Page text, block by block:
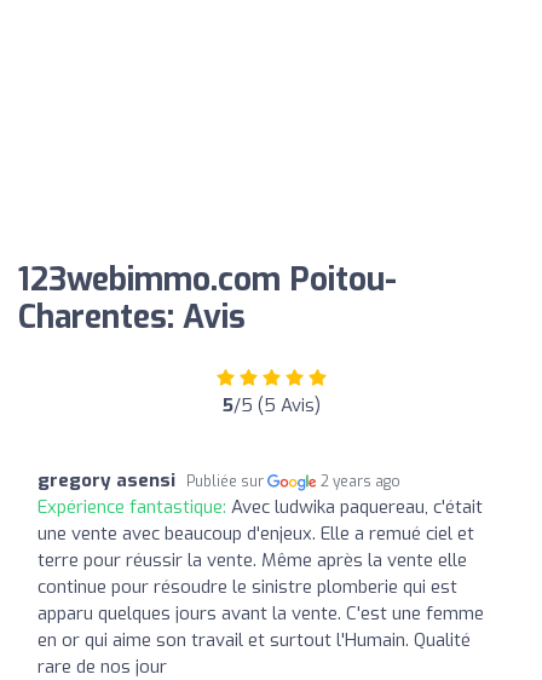
123webimmo.com Poitou-
Charentes: Avis
5/5 (5 Avis)
gregory asensi Publiée sur 2 years ago
Expérience fantastique: Avec ludwika paquereau, c'était
une vente avec beaucoup d'enjeux. Elle a remué ciel et
terre pour réussir la vente. Même après la vente elle
continue pour résoudre le sinistre plomberie qui est
apparu quelques jours avant la vente. C'est une femme
en or qui aime son travail et surtout l'Humain. Qualité
rare de nos jour